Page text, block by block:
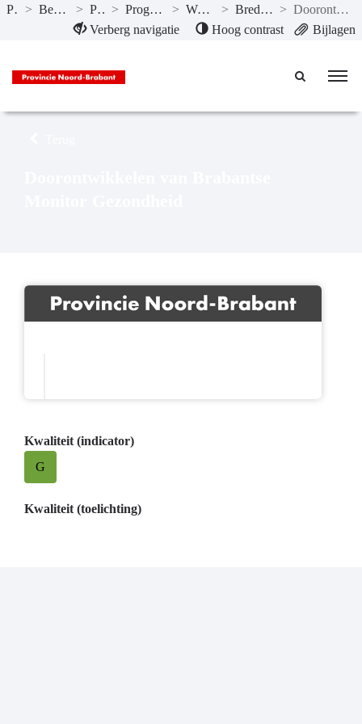
Naar hoofdinhoud
Publicaties> Bestuursrapportage I-2024 > Programma’s > Programma 1 Bestuur en veiligheid > Wat willen we bereiken? > Brede Welvaart incl. Gezondheid >
Doorontwikkelen van Brabantse Monitor Gezondheid
Verberg navigatie
Hoog contrast Bijlagen
Kwaliteit (indicator)
G
Kwaliteit (toelichting)